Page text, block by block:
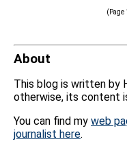
(Page
About
This blog is written by
otherwise, its content
You can find my web
journalist here.